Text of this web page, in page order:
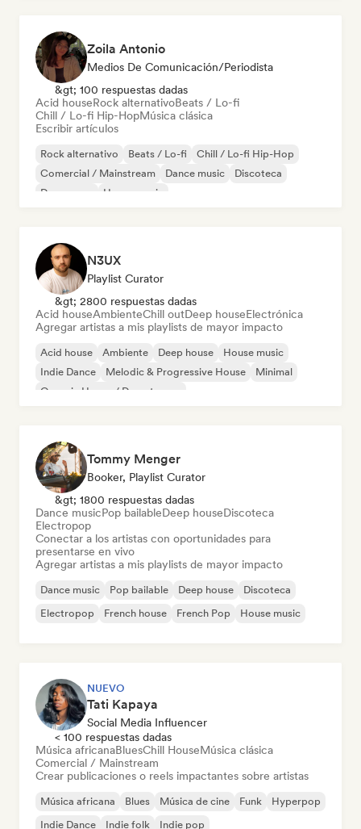
Zoila Antonio
Medios De Comunicación/Periodista
&gt; 100 respuestas dadas
Acid houseRock alternativoBeats / Lo-fi
Chill / Lo-fi Hip-HopMúsica clásica
Escribir artículos
Rock alternativo Beats / Lo-fi
Chill / Lo-fi Hip-Hop
Comercial / Mainstream
Dance music
Discoteca
Dream pop
House music
N3UX
Playlist Curator
&gt; 2800 respuestas dadas
Acid houseAmbienteChill outDeep houseElectrónica
Agregar artistas a mis playlists de mayor impacto
Acid house Ambiente Deep house
House music
Indie Dance
Melodic & Progressive House
Minimal
Organic House / Downtempo
Tommy Menger
Booker, Playlist Curator
&gt; 1800 respuestas dadas
Dance musicPop bailableDeep houseDiscoteca
Electropop
Conectar a los artistas con oportunidades para
presentarse en vivo
Agregar artistas a mis playlists de mayor impacto
Dance music Pop bailable Deep house
Discoteca
Electropop
French house French Pop House music
NUEVO
Tati Kapaya
Social Media Influencer
< 100 respuestas dadas
Música africanaBluesChill HouseMúsica clásica
Comercial / Mainstream
Crear publicaciones o reels impactantes sobre artistas
Música africana Blues Música de cine Funk
Hyperpop
Indie Dance
Indie folk Indie pop